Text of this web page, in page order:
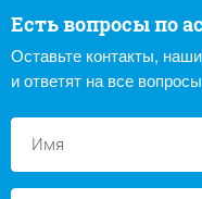
Есть вопросы по
Оставьте контакты,
и ответят на все вопросы